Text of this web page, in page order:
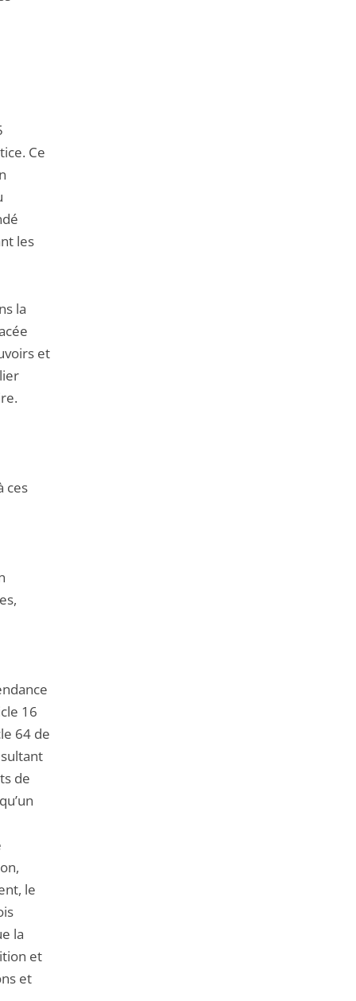
Ce
les
la
et
ces
16
64 de
de
le
la
et
et